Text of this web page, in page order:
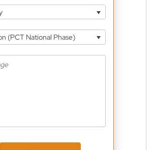
(PCT National Phase)